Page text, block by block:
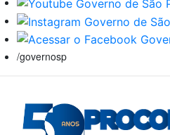
/governosp